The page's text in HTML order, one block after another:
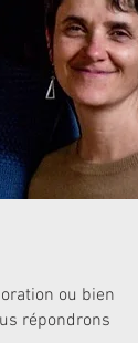
ou bien
répondrons